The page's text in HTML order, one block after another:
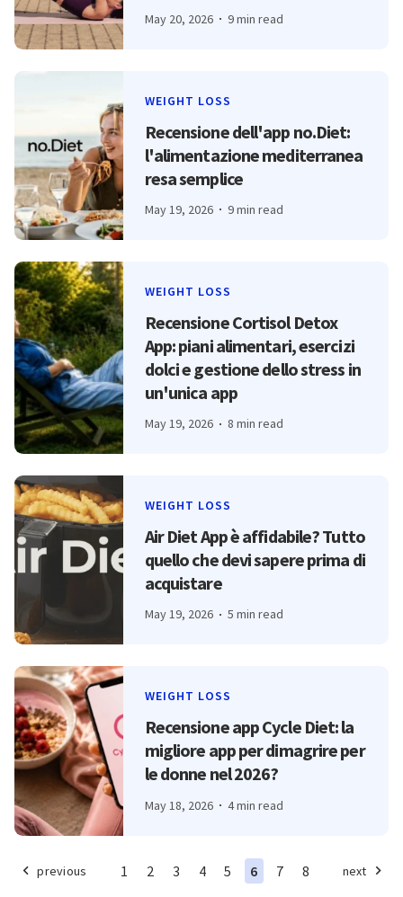
May 20, 2026 9 min read
WEIGHT LOSS
Recensione dell'app no.Diet:
l'alimentazione mediterranea
resa semplice
May 19, 2026 9 min read
WEIGHT LOSS
Recensione Cortisol Detox
App: piani alimentari, esercizi
dolci e gestione dello stress in
un'unica app
May 19, 2026 8 min read
WEIGHT LOSS
Air Diet App è affidabile? Tutto
quello che devi sapere prima di
acquistare
May 19, 2026 5 min read
WEIGHT LOSS
Recensione app Cycle Diet: la
migliore app per dimagrire per
le donne nel 2026?
May 18, 2026 4 min read
previous 1 2 3 4 5 6 7 8 next